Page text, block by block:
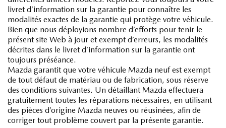
livret d’information sur la garantie pour connaître les
modalités exactes de la garantie qui protège votre véhicule.
Bien que nous déployions nombre d’efforts pour tenir le
présent site Web à jour et exempt d’erreurs, les modalités
décrites dans le livret d’information sur la garantie ont
toujours préséance.
Mazda garantit que votre véhicule Mazda neuf est exempt
de tout défaut de matériau ou de fabrication, sous réserve
des conditions suivantes. Un détaillant Mazda effectuera
gratuitement toutes les réparations nécessaires, en utilisant
des pièces d’origine Mazda neuves ou réusinées, afin de
corriger tout problème couvert par la présente garantie.